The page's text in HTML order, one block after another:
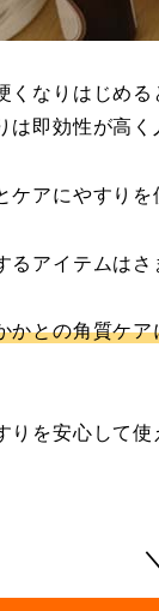
くなりはじめ
は即効性が高
ケアにやすり
るアイテムは
かとの角質ケ
りを安心して